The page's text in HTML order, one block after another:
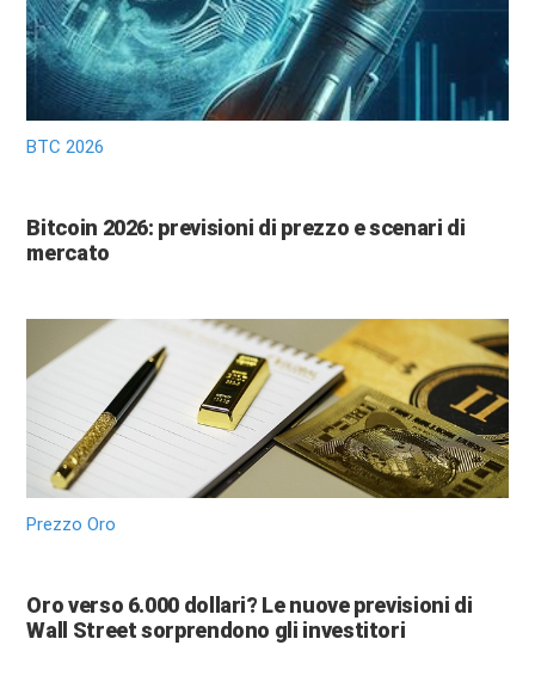
BTC 2026
Bitcoin 2026: previsioni di prezzo e scenari di
mercato
Prezzo Oro
Oro verso 6.000 dollari? Le nuove previsioni di
Wall Street sorprendono gli investitori